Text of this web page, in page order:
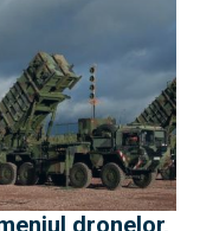
dronelor,